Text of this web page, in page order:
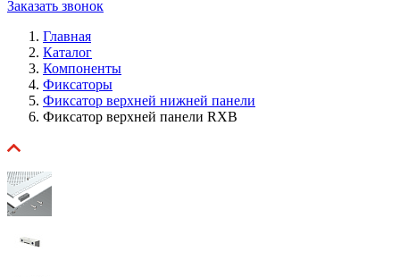
Заказать звонок
Главная
Каталог
Компоненты
Фиксаторы
Фиксатор верхней нижней панели
Фиксатор верхней панели RXB